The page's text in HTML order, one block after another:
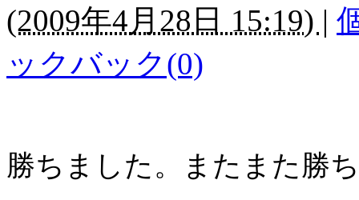
(2009年4月28日 15:19) |
ックバック(0)
勝ちました。またまた勝